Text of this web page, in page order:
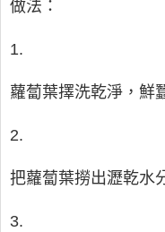
做法：
1.
蘿蔔葉擇洗乾淨，鮮
2.
把蘿蔔葉撈出瀝乾水
3.